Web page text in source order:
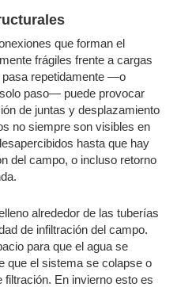
que forman el
frágiles frente a cargas
repetidamente —o
paso— puede provocar
de juntas y desplazamiento
no siempre son visibles en
hasta que hay
del campo, o incluso retorno
alrededor de las tuberías
de infiltración del campo.
para que el agua se
que el sistema se colapse o
En invierno esto es